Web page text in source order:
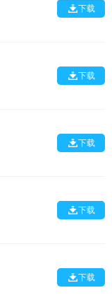
下载
下载
下载
下载
下载